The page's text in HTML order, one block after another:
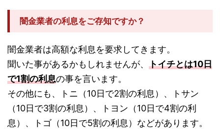
闇金業者の利息をご存知ですか？
闇金業者は高額な利息を要求してきます。
聞いた事があるかもしれませんが、 トイチとは10日
で1割の利息の事を言います。
その他にも、トニ（10日で2割の利息）、トサン
（10日で3割の利息）、トヨン（10日で4割の利
息）、トゴ（10日で5割の利息）などがあります。